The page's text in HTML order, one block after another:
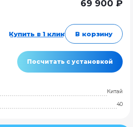
69 900 ₽
Купить в 1 клик В корзину
Посчитать с установкой
Китай
40